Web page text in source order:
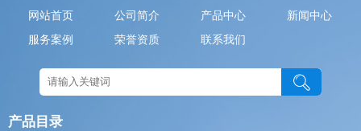
网站首页 公司简介 产品中心
新闻中心
服务案例
荣誉资质 联系我们
产品目录